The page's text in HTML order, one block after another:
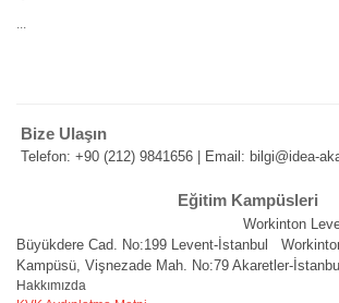
...
Bize Ulaşın
Telefon: +90 (212) 9841656 | Email: bilgi@idea-
Eğitim Kampüsleri
Workinton
Büyükdere Cad. No:199 Levent- İstanbul
Kampüsü, Vişnezade Mah. No:79 Akaretler-İstanbul
Hakkımızda